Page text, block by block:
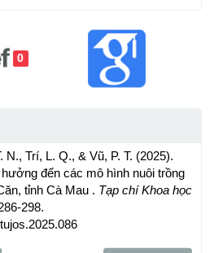
0
N., Trí, L. Q., & Vũ, P. T. (2025).
đến các mô hình nuôi trồng
tỉnh Cà Mau . Tạp chí Khoa học
298.